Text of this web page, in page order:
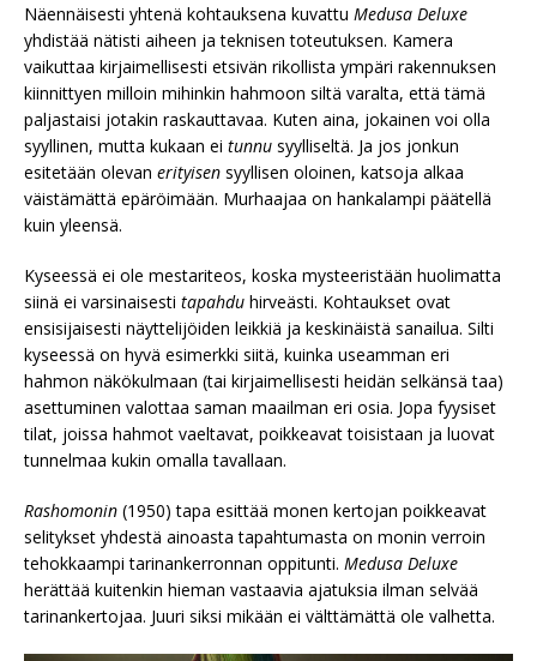
Näennäisesti yhtenä kohtauksena kuvattu Medusa Deluxe
yhdistää nätisti aiheen ja teknisen toteutuksen. Kamera
vaikuttaa kirjaimellisesti etsivän rikollista ympäri rakennuksen
kiinnittyen milloin mihinkin hahmoon siltä varalta, että tämä
paljastaisi jotakin raskauttavaa. Kuten aina, jokainen voi olla
syyllinen, mutta kukaan ei tunnu syylliseltä. Ja jos jonkun
esitetään olevan erityisen syyllisen oloinen, katsoja alkaa
väistämättä epäröimään. Murhaajaa on hankalampi päätellä
kuin yleensä.
Kyseessä ei ole mestariteos, koska mysteeristään huolimatta
siinä ei varsinaisesti tapahdu hirveästi. Kohtaukset ovat
ensisijaisesti näyttelijöiden leikkiä ja keskinäistä sanailua. Silti
kyseessä on hyvä esimerkki siitä, kuinka useamman eri
hahmon näkökulmaan (tai kirjaimellisesti heidän selkänsä taa)
asettuminen valottaa saman maailman eri osia. Jopa fyysiset
tilat, joissa hahmot vaeltavat, poikkeavat toisistaan ja luovat
tunnelmaa kukin omalla tavallaan.
Rashomonin (1950) tapa esittää monen kertojan poikkeavat
selitykset yhdestä ainoasta tapahtumasta on monin verroin
tehokkaampi tarinankerronnan oppitunti. Medusa Deluxe
herättää kuitenkin hieman vastaavia ajatuksia ilman selvää
tarinankertojaa. Juuri siksi mikään ei välttämättä ole valhetta.